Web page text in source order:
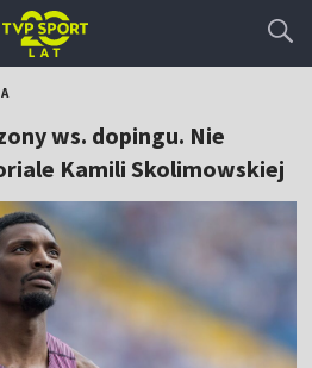
ws. dopingu. Nie
Kamili Skolimowskiej